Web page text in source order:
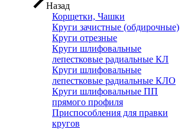
Назад
Корщетки, Чашки
Круги зачистные (обдирочные)
Круги отрезные
Круги шлифовальные
лепестковые радиальные КЛ
Круги шлифовальные
лепестковые радиальные КЛО
Круги шлифовальные ПП
прямого профиля
Приспособления для правки
кругов